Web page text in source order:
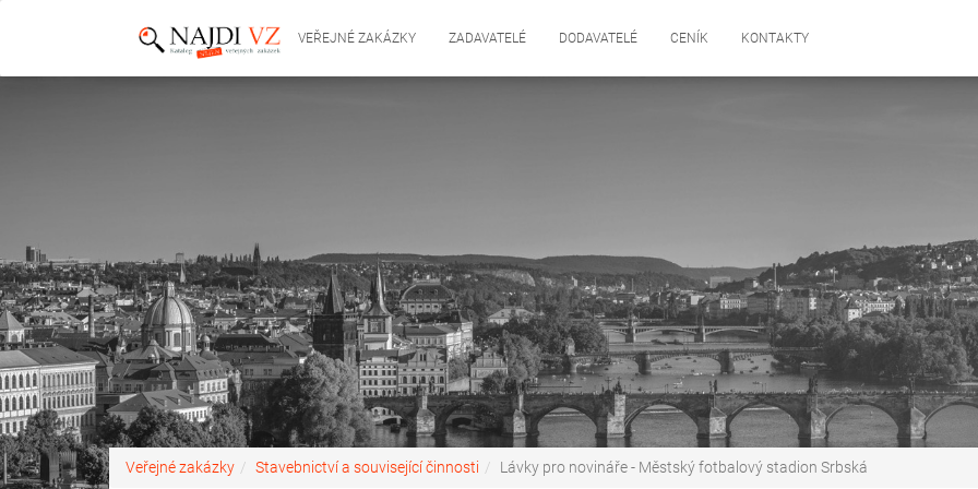
VEŘEJNÉ ZAKÁZKY ZADAVATELÉ DODAVATELÉ CENÍK KONTAKTY
Veřejné zakázky Stavebnictví a související činnosti Lávky pro novináře - Městský fotbalový stadion Srbská